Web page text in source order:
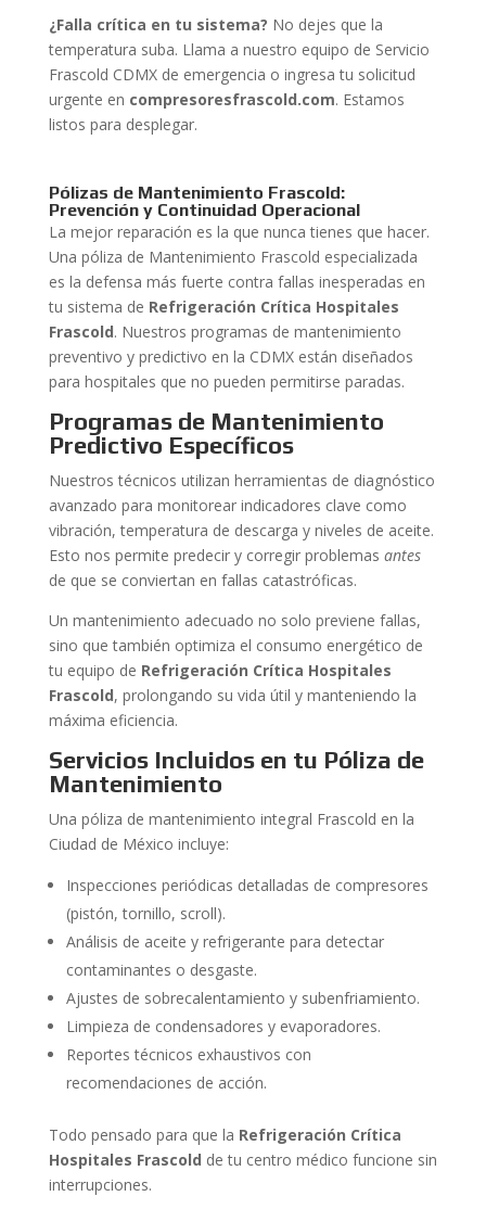
¿Falla crítica en tu sistema? No dejes que la
temperatura suba. Llama a nuestro equipo de Servicio
Frascold CDMX de emergencia o ingresa tu solicitud
urgente en compresoresfrascold.com. Estamos
listos para desplegar.
Pólizas de Mantenimiento Frascold:
Prevención y Continuidad Operacional
La mejor reparación es la que nunca tienes que hacer.
Una póliza de Mantenimiento Frascold especializada
es la defensa más fuerte contra fallas inesperadas en
tu sistema de Refrigeración Crítica Hospitales
Frascold. Nuestros programas de mantenimiento
preventivo y predictivo en la CDMX están diseñados
para hospitales que no pueden permitirse paradas.
Programas de Mantenimiento
Predictivo Específicos
Nuestros técnicos utilizan herramientas de diagnóstico
avanzado para monitorear indicadores clave como
vibración, temperatura de descarga y niveles de aceite.
Esto nos permite predecir y corregir problemas antes
de que se conviertan en fallas catastróficas.
Un mantenimiento adecuado no solo previene fallas,
sino que también optimiza el consumo energético de
tu equipo de Refrigeración Crítica Hospitales
Frascold, prolongando su vida útil y manteniendo la
máxima eficiencia.
Servicios Incluidos en tu Póliza de
Mantenimiento
Una póliza de mantenimiento integral Frascold en la
Ciudad de México incluye:
Inspecciones periódicas detalladas de compresores
(pistón, tornillo, scroll).
Análisis de aceite y refrigerante para detectar
contaminantes o desgaste.
Ajustes de sobrecalentamiento y subenfriamiento.
Limpieza de condensadores y evaporadores.
Reportes técnicos exhaustivos con
recomendaciones de acción.
Todo pensado para que la Refrigeración Crítica
Hospitales Frascold de tu centro médico funcione sin
interrupciones.